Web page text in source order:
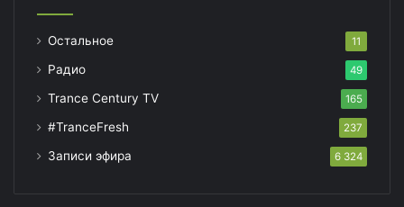
Остальное 11
Радио 49
Trance Century TV 165
#TranceFresh 237
Записи эфира 6 324